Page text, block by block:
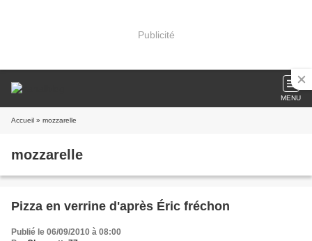
Publicité
MENU
Accueil » mozzarelle
mozzarelle
Pizza en verrine d'après Éric fréchon
Publié le 06/09/2010 à 08:00